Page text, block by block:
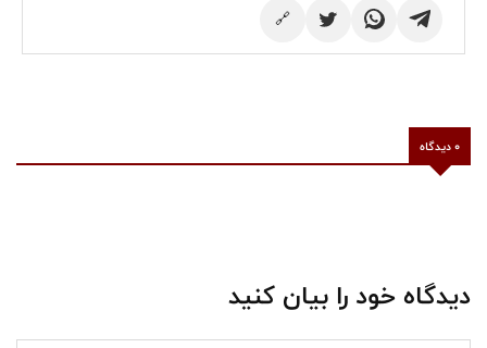
🔗
0 دیدگاه
دیدگاه خود را بیان کنید